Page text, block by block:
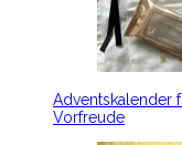
Adventskalender
Vorfreude